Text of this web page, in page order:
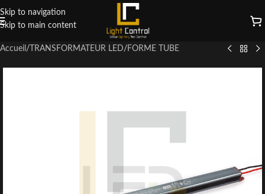
Skip to navigation
Skip to main content
Accueil / TRANSFORMATEUR LED/ FORME TUBE